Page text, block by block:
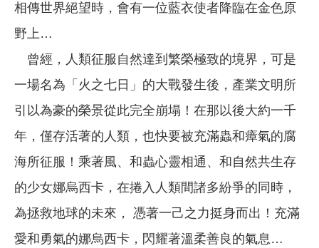
相傳世界絕望時，會有一位藍衣使者降臨在金色原
野上…
曾經，人類征服自然達到繁榮極致的境界，可是
一場名為「火之七日」的大戰發生後，產業文明所
引以為豪的榮景從此完全崩塌！在那以後大約一千
年，僅存活著的人類，也快要被充滿蟲和瘴氣的腐
海所征服！乘著風、和蟲心靈相通、和自然共生存
的少女娜烏西卡，在捲入人類間諸多紛爭的同時，
為拯救地球的未來， 憑著一己之力挺身而出！充滿
愛和勇氣的娜烏西卡，閃耀著溫柔善良的氣息…